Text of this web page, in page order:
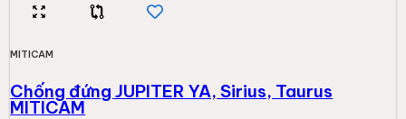
MITICAM
Chống đứng JUPITER YA, Sirius, Taurus
MITICAM